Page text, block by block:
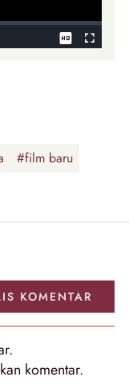
#film baru
KOMENTAR
.
komentar.